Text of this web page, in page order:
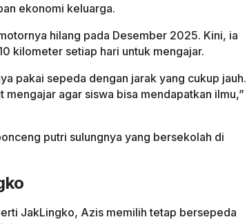
ekonomi keluarga.
hilang pada Desember 2025. Kini, ia
kilometer setiap hari untuk mengajar.
pakai sepeda dengan jarak yang cukup jauh.
agar siswa bisa mendapatkan ilmu,”
putri sulungnya yang bersekolah di
JakLingko, Azis memilih tetap bersepeda